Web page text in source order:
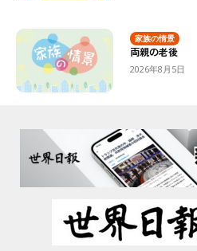
家族の情景
両親の老後
2026年8月5日